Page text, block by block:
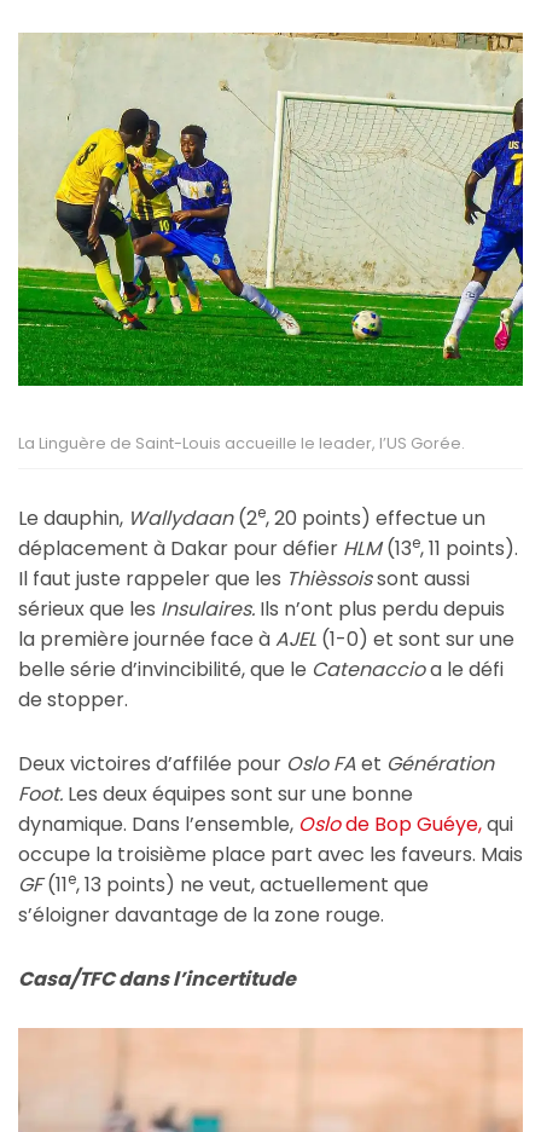
La Linguère de Saint-Louis accueille le leader, l’US Gorée.
Le dauphin, Wallydaan(2e, 20 points) effectue un
déplacement à Dakar pour défier HLM(13e, 11 points).
Il faut juste rappeler que les Thièssoissont aussi
sérieux que les Insulaires. Ils n’ont plus perdu depuis
la première journée face àAJEL (1-0) et sont sur une
belle série d’invincibilité, que le Catenaccioa le défi
de stopper.
Deux victoires d’affilée pour Oslo FAet Génération
Foot. Les deux équipes sont sur une bonne
dynamique. Dans l’ensemble, Oslode Bop Guéye,qui
occupe la troisième place part avec les faveurs. Mais
GF(11e, 13 points) ne veut, actuellement que
s’éloigner davantage de la zone rouge.
Casa/TFC dans l’incertitude